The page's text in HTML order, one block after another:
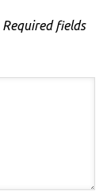
Required fields